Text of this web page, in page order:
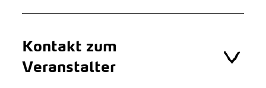
Kontakt zum
Veranstalter